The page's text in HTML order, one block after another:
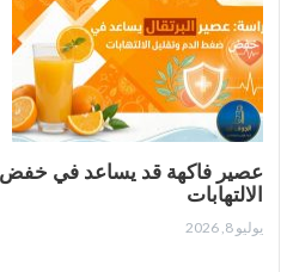
عصير فاكهة قد يساعد في
الالتهابات
يوليو 8, 2026